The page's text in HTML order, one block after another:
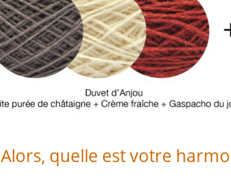
Alors, quelle est votre